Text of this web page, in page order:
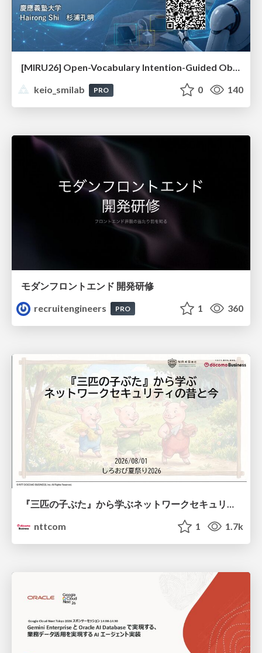
[MIRU26] Open-Vocabulary Intention-Guided Object Detection in Diverse Scenes
keio_smilab
PRO 0 140
モダンフロントエンド 開発研修
recruitengineers
PRO 1 360
『三匹の子ぶた』から学ぶネットワークセキュリティの昔と今 / Network Security: Then and Now Through the Lens of The Three Little Pigs
nttcom
1 1.7k